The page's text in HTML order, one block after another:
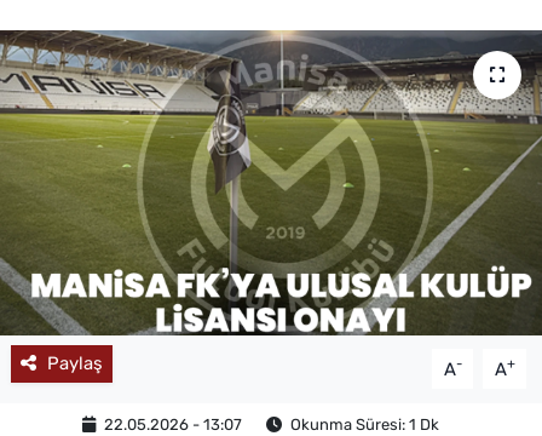
Paylaş A- A+
22.05.2026 - 13:07 Okunma Süresi: 1 Dk
YAŞAM
MAGAZİN
Haber Arşivi